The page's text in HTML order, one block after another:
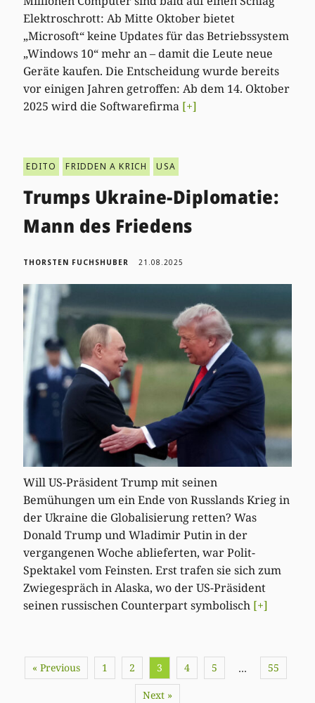
Elektroschrott: Ab Mitte Oktober bietet
„Microsoft“ keine Updates für das Betriebssystem
„Windows 10“ mehr an – damit die Leute neue
Geräte kaufen. Die Entscheidung wurde bereits
vor einigen Jahren getroffen: Ab dem 14. Oktober
2025 wird die Softwarefirma [+]
EDITO FRIDDEN A KRICH USA
Trumps Ukraine-Diplomatie:
Mann des Friedens
THORSTEN FUCHSHUBER 21.08.2025
Will US-Präsident Trump mit seinen
Bemühungen um ein Ende von Russlands Krieg in
der Ukraine die Globalisierung retten? Was
Donald Trump und Wladimir Putin in der
vergangenen Woche ablieferten, war Polit-
Spektakel vom Feinsten. Erst trafen sie sich zum
Zwiegespräch in Alaska, wo der US-Präsident
seinen russischen Counterpart symbolisch [+]
« Previous 1 2 3 4 5 … 55
Next »